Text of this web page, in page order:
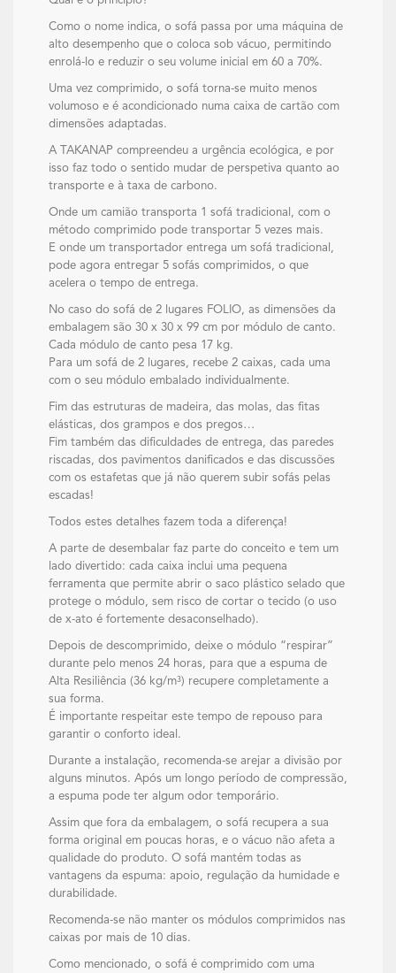
Como o nome indica, o sofá passa por uma máquina de
alto desempenho que o coloca sob vácuo, permitindo
enrolá-lo e reduzir o seu volume inicial em 60 a 70%.
Uma vez comprimido, o sofá torna-se muito menos
volumoso e é acondicionado numa caixa de cartão com
dimensões adaptadas.
A TAKANAP compreendeu a urgência ecológica, e por
isso faz todo o sentido mudar de perspetiva quanto ao
transporte e à taxa de carbono.
Onde um camião transporta 1 sofá tradicional, com o
método comprimido pode transportar 5 vezes mais.
E onde um transportador entrega um sofá tradicional,
pode agora entregar 5 sofás comprimidos, o que
acelera o tempo de entrega.
No caso do sofá de 2 lugares FOLIO, as dimensões da
embalagem são 30 x 30 x 99 cm por módulo de canto.
Cada módulo de canto pesa 17 kg.
Para um sofá de 2 lugares, recebe 2 caixas, cada uma
com o seu módulo embalado individualmente.
Fim das estruturas de madeira, das molas, das fitas
elásticas, dos grampos e dos pregos…
Fim também das dificuldades de entrega, das paredes
riscadas, dos pavimentos danificados e das discussões
com os estafetas que já não querem subir sofás pelas
escadas!
Todos estes detalhes fazem toda a diferença!
A parte de desembalar faz parte do conceito e tem um
lado divertido: cada caixa inclui uma pequena
ferramenta que permite abrir o saco plástico selado que
protege o módulo, sem risco de cortar o tecido (o uso
de x-ato é fortemente desaconselhado).
Depois de descomprimido, deixe o módulo “respirar”
durante pelo menos 24 horas, para que a espuma de
Alta Resiliência (36 kg/m³) recupere completamente a
sua forma.
É importante respeitar este tempo de repouso para
garantir o conforto ideal.
Durante a instalação, recomenda-se arejar a divisão por
alguns minutos. Após um longo período de compressão,
a espuma pode ter algum odor temporário.
Assim que fora da embalagem, o sofá recupera a sua
forma original em poucas horas, e o vácuo não afeta a
qualidade do produto. O sofá mantém todas as
vantagens da espuma: apoio, regulação da humidade e
durabilidade.
Recomenda-se não manter os módulos comprimidos nas
caixas por mais de 10 dias.
Como mencionado, o sofá é comprimido com uma